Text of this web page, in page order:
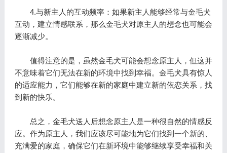
4.与新主人的互动频率：如果新主人能够经常与金毛犬
互动，建立情感联系，那么金毛犬对原主人的想念也可能会
逐渐减少。
值得注意的是，虽然金毛犬可能会想念原主人，但这并
不意味着它们无法在新的环境中找到幸福。金毛犬具有惊人
的适应能力，它们能够在新的家庭中建立新的依恋关系，找
到新的快乐。
总之，金毛犬送人后想念原主人是一种很自然的情感反
应。作为原主人，我们应该尽可能地为它们找到一个新的、
充满爱的家庭，确保它们在新环境中能够继续享受幸福和关